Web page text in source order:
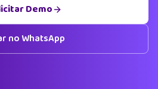
Demo
no WhatsApp